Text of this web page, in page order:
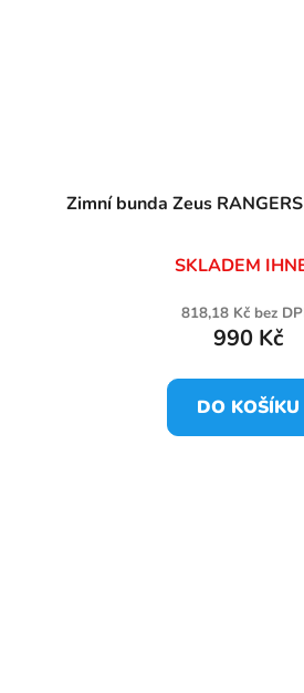
Zimní bunda Zeus
SKLADEM
818,18 Kč bez
990 Kč
DO KOŠÍKU